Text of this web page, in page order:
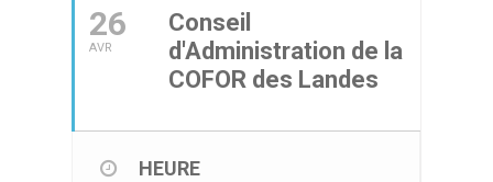
26
AVR
Conseil
d'Administration de la
COFOR des Landes
HEURE